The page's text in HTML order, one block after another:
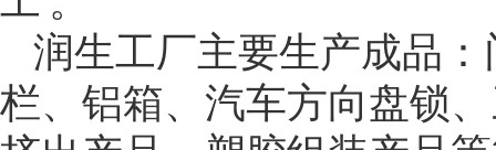
润生工厂主要生产成品
栏、铝箱、汽车方向盘锁